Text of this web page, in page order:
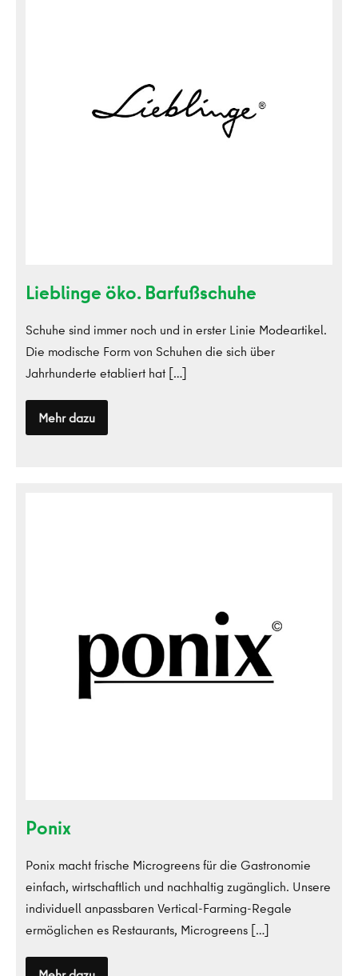
Lieblinge öko. Barfußschuhe
Schuhe sind immer noch und in erster Linie Modeartikel.
Die modische Form von Schuhen die sich über
Jahrhunderte etabliert hat […]
Mehr dazu
Lieblinge
öko.
Ponix
Ponix macht frische Microgreens für die Gastronomie
einfach, wirtschaftlich und nachhaltig zugänglich. Unsere
individuell anpassbaren Vertical-Farming-Regale
ermöglichen es Restaurants, Microgreens […]